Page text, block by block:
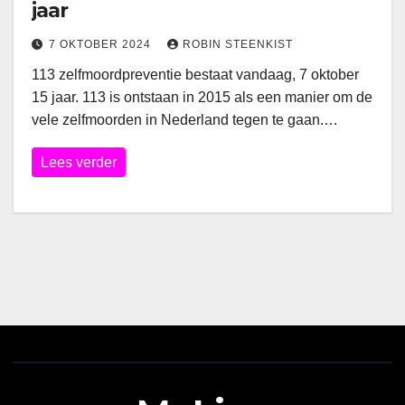
jaar
7 OKTOBER 2024 ROBIN STEENKIST
113 zelfmoordpreventie bestaat vandaag, 7 oktober
15 jaar. 113 is ontstaan in 2015 als een manier om de
vele zelfmoorden in Nederland tegen te gaan.…
Lees verder